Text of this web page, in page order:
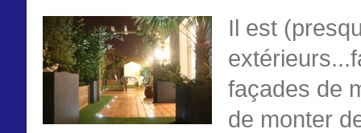
Il est
façades de
de monter